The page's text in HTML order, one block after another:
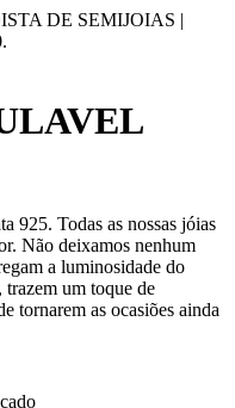
DE SEMIJOIAS |
925. Todas as nossas jóias
Não deixamos nenhum
a luminosidade do
trazem um toque de
tornarem as ocasiões ainda